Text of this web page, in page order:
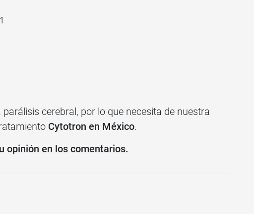
cerebral, por lo que necesita de nuestra
Cytotron en México.
opinión en los comentarios.